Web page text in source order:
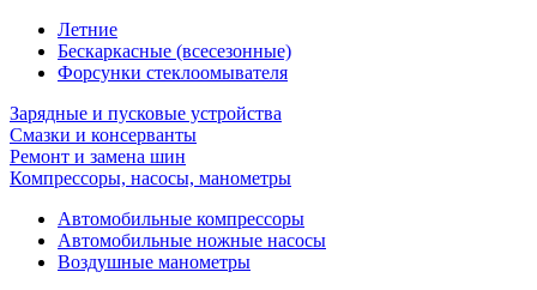
Летние
Бескаркасные (всесезонные)
Форсунки стеклоомывателя
Зарядные и пусковые устройства
Смазки и консерванты
Ремонт и замена шин
Компрессоры, насосы, манометры
Автомобильные компрессоры
Автомобильные ножные насосы
Воздушные манометры